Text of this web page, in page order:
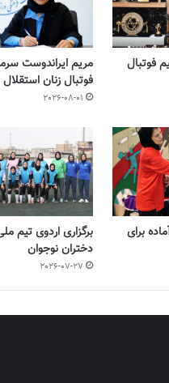
فوتبال
مریم ایراندوست
فوتبال زنان
2026-08-01
برای
برگزاری اردوی تیم
دختران نوجوان
2026-07-27